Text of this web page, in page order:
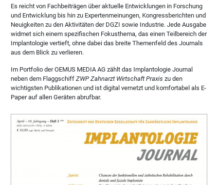
Es reicht von Fachbeiträgen über aktuelle Entwicklungen in Forschung
und Entwicklung bis hin zu Expertenmeinungen, Kongressberichten und
Neuigkeiten zu den Aktivitäten der DGZI sowie Industrie. Jede Ausgabe
widmet sich einem spezifischen Fokusthema, das einen Teilbereich der
Implantologie vertieft, ohne dabei das breite Themenfeld des Journals
aus dem Blick zu verlieren.
Im Portfolio der OEMUS MEDIA AG zählt das Implantologie Journal
neben dem FlaggschiffZWP Zahnarzt Wirtschaft Praxiszu den
wichtigsten Publikationen und ist digital vernetzt und komfortabel als E-
Paper auf allen Geräten abrufbar.